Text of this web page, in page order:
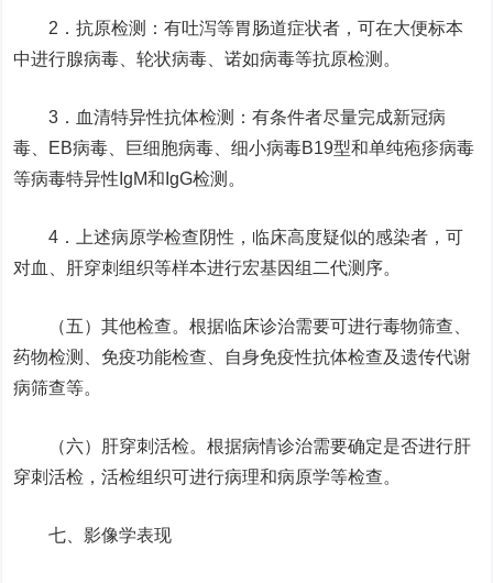
2．抗原检测：有吐泻等胃肠道症状者，可在大便标本
中进行腺病毒、轮状病毒、诺如病毒等抗原检测。
3．血清特异性抗体检测：有条件者尽量完成新冠病
毒、EB病毒、巨细胞病毒、细小病毒B19型和单纯疱疹病毒
等病毒特异性IgM和IgG检测。
4．上述病原学检查阴性，临床高度疑似的感染者，可
对血、肝穿刺组织等样本进行宏基因组二代测序。
（五）其他检查。根据临床诊治需要可进行毒物筛查、
药物检测、免疫功能检查、自身免疫性抗体检查及遗传代谢
病筛查等。
（六）肝穿刺活检。根据病情诊治需要确定是否进行肝
穿刺活检，活检组织可进行病理和病原学等检查。
七、影像学表现